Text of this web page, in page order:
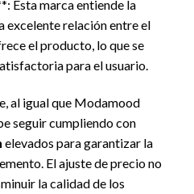
Esta marca entiende la
excelente relación entre el
el producto, lo que se
para el usuario.
al igual que Modamood
seguir cumpliendo con
elevados para garantizar la
El ajuste de precio no
la calidad de los